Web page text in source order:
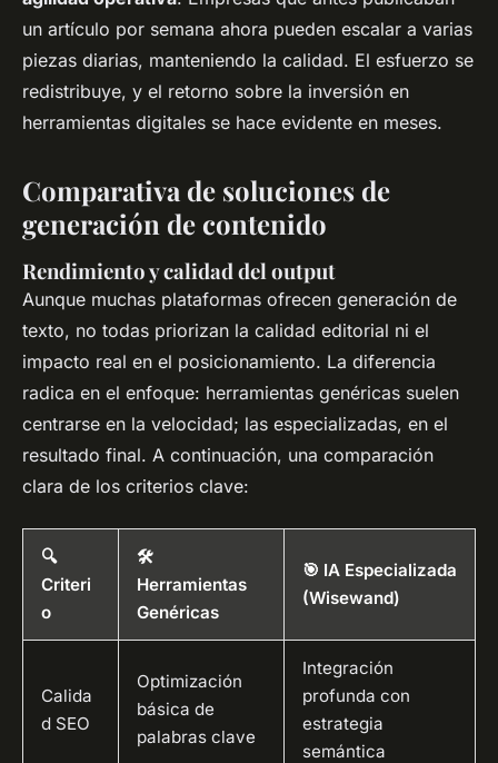
un artículo por semana ahora pueden escalar a varias
piezas diarias, manteniendo la calidad. El esfuerzo se
redistribuye, y el retorno sobre la inversión en
herramientas digitales se hace evidente en meses.
Comparativa de soluciones de
generación de contenido
Rendimiento y calidad del output
Aunque muchas plataformas ofrecen generación de
texto, no todas priorizan la calidad editorial ni el
impacto real en el posicionamiento. La diferencia
radica en el enfoque: herramientas genéricas suelen
centrarse en la velocidad; las especializadas, en el
resultado final. A continuación, una comparación
clara de los criterios clave:
🔍
Criteri
o
🛠️
Herramientas
Genéricas
🎯 IA Especializada
(Wisewand)
Calida
d SEO
Optimización
básica de
palabras clave
Integración
profunda con
estrategia
semántica